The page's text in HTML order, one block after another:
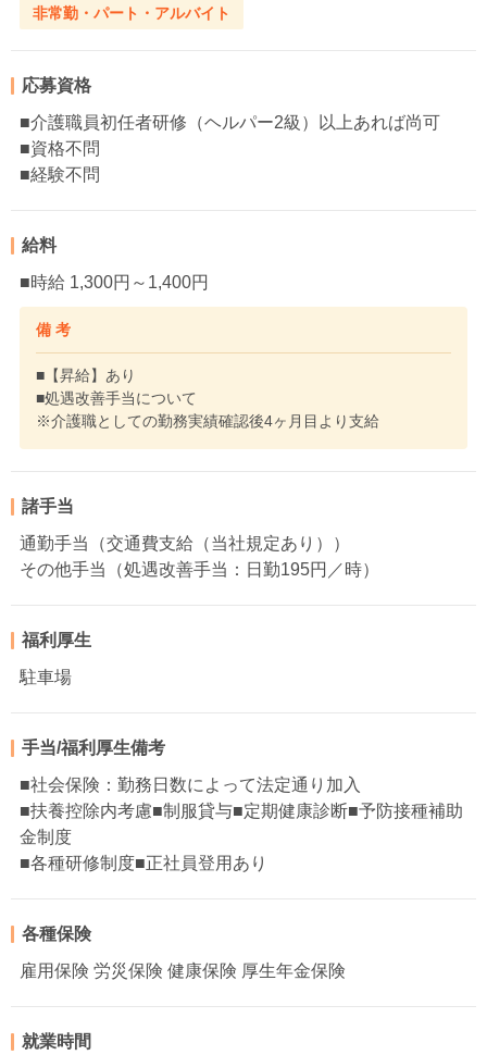
非常勤・パート・アルバイト
応募資格
■介護職員初任者研修（ヘルパー2級）以上あれば尚可
■資格不問
■経験不問
給料
■時給 1,300円～1,400円
備 考
■【昇給】あり
■処遇改善手当について
※介護職としての勤務実績確認後4ヶ月目より支給
諸手当
通勤手当（交通費支給（当社規定あり））
その他手当（処遇改善手当：日勤195円／時）
福利厚生
駐車場
手当/福利厚生備考
■社会保険：勤務日数によって法定通り加入
■扶養控除内考慮■制服貸与■定期健康診断■予防接種補助
金制度
■各種研修制度■正社員登用あり
各種保険
雇用保険 労災保険 健康保険 厚生年金保険
就業時間